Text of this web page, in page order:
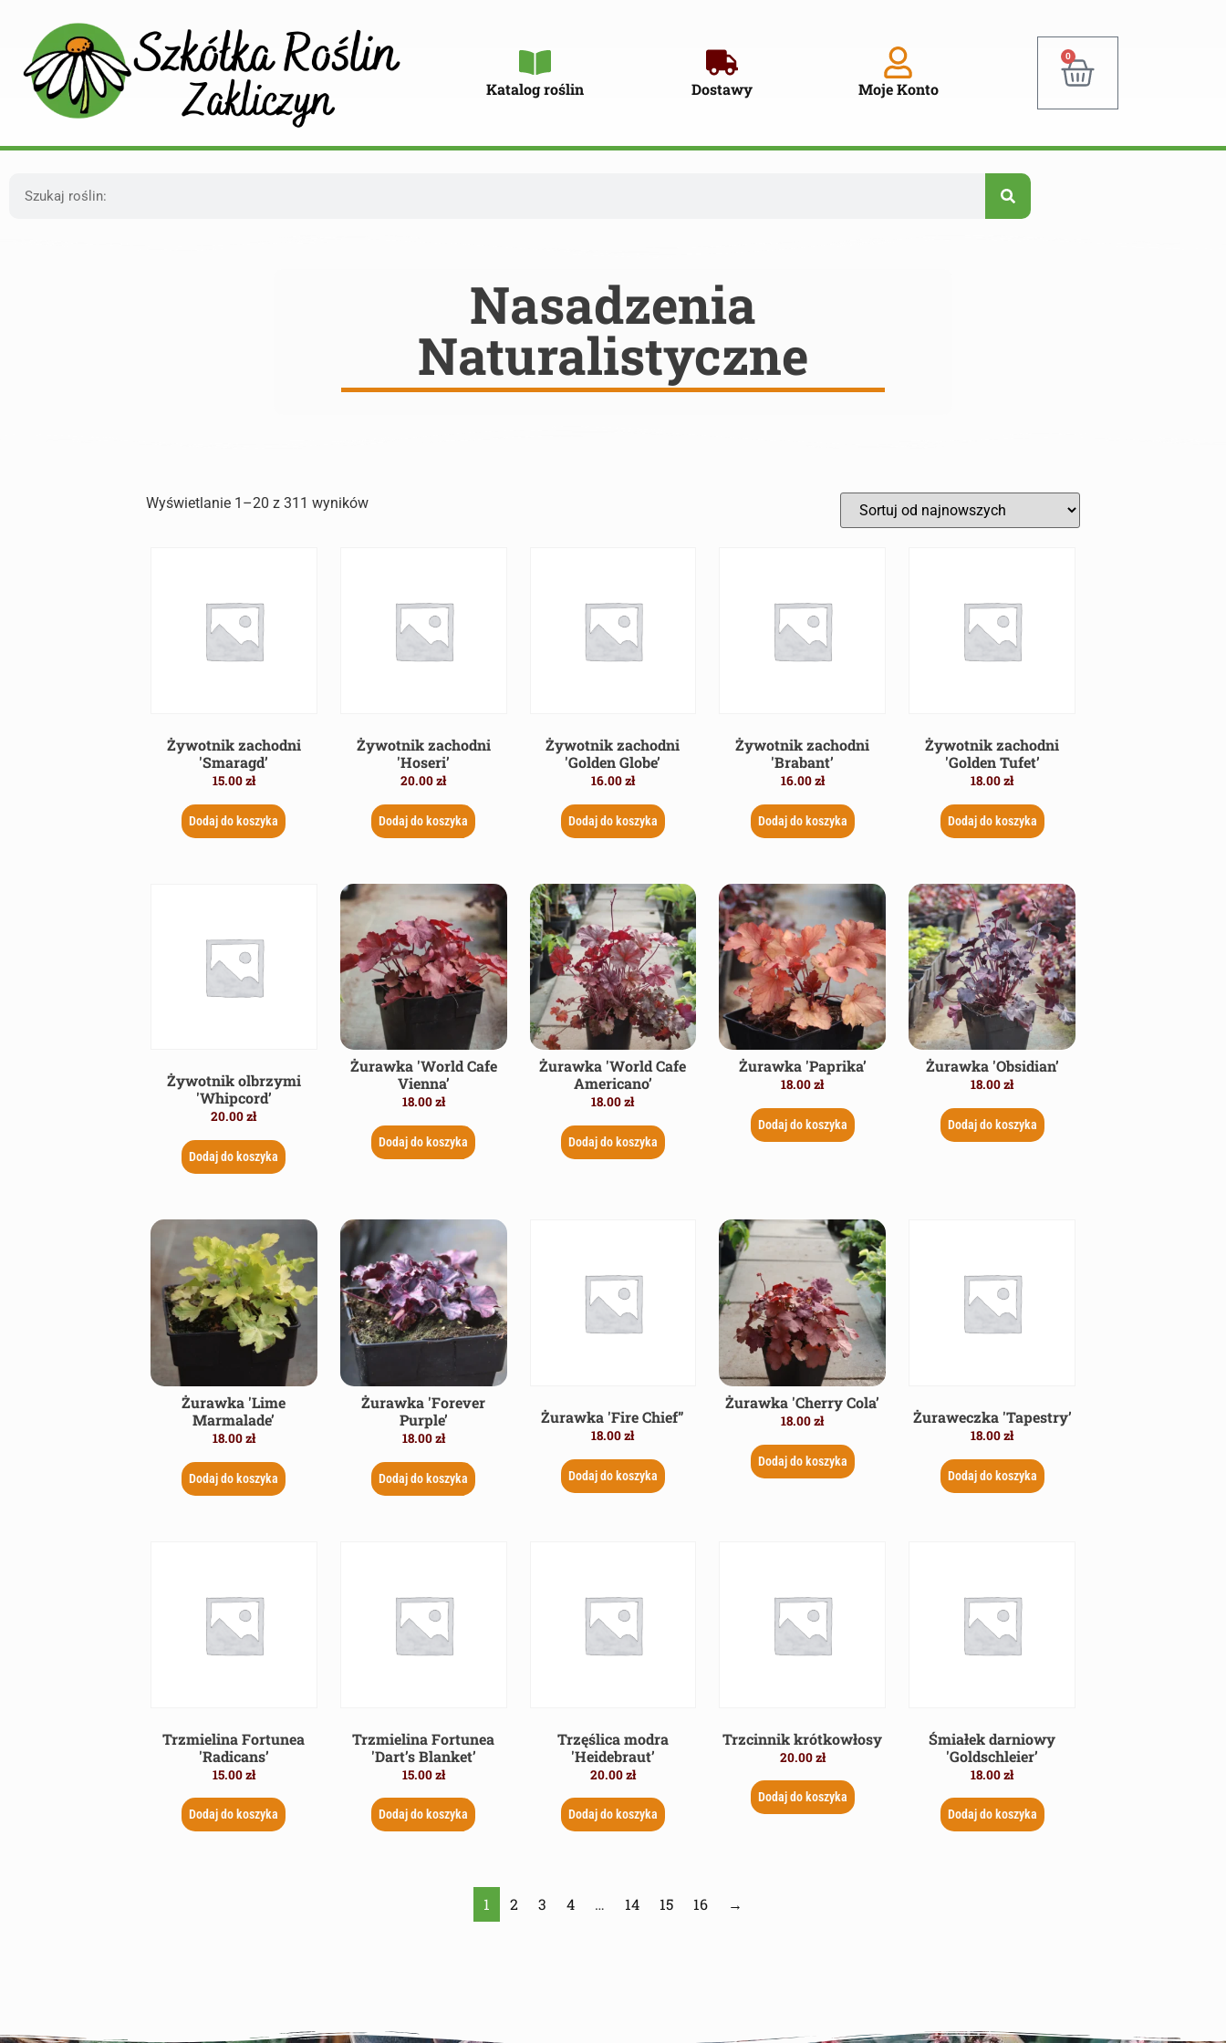
Katalog roślin Dostawy Moje Konto
0
Nasadzenia
Naturalistyczne
Wyświetlanie 1–20 z 311 wyników
Żywotnik zachodni
'Smaragd’
15.00zł
Dodaj do koszyka
Żywotnik zachodni
'Hoseri’
20.00zł
Dodaj do koszyka
Żywotnik zachodni
'Golden Globe’
16.00zł
Dodaj do koszyka
Żywotnik zachodni
'Brabant’
16.00zł
Dodaj do koszyka
Żywotnik zachodni
'Golden Tufet’
18.00zł
Dodaj do koszyka
Żywotnik olbrzymi
'Whipcord’
20.00zł
Dodaj do koszyka
Żurawka 'World Cafe
Vienna’
18.00zł
Dodaj do koszyka
Żurawka 'World Cafe
Americano’
18.00zł
Dodaj do koszyka
Żurawka 'Paprika’
18.00zł
Dodaj do koszyka
Żurawka 'Obsidian’
18.00zł
Dodaj do koszyka
Żurawka 'Lime
Marmalade’
18.00zł
Dodaj do koszyka
Żurawka 'Forever
Purple’
18.00zł
Dodaj do koszyka
Żurawka 'Fire Chief”
18.00zł
Dodaj do koszyka
Żurawka 'Cherry Cola’
18.00zł
Dodaj do koszyka
Żuraweczka 'Tapestry’
18.00zł
Dodaj do koszyka
Trzmielina Fortunea
'Radicans’
15.00zł
Dodaj do koszyka
Trzmielina Fortunea
'Dart’s Blanket’
15.00zł
Dodaj do koszyka
Trzęślica modra
'Heidebraut’
20.00zł
Dodaj do koszyka
Trzcinnik krótkowłosy
20.00zł
Dodaj do koszyka
Śmiałek darniowy
'Goldschleier’
18.00zł
Dodaj do koszyka
1 2 3 4 … 14 15 16 →